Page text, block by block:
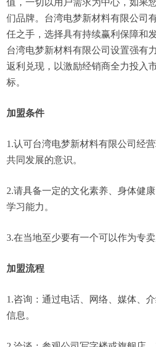
值，一切以用户需求为中心，如果
们品牌。台湾电梦新材料有限公司
任之手，选择具有持续赢利保障和
台湾电梦新材料有限公司设置强有
返利兑现，以激励经销商全力投入
标。
加盟条件
1.认可台湾电梦新材料有限公司经
共同发展的意识。
2.请具备一定的文化素养、身体健
学习能力。
3.在当地至少要有一个可以作为专卖
加盟流程
1.咨询：通过电话、网络、媒体、
信息。